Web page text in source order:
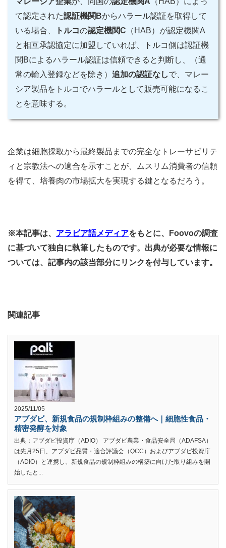
て認定された認証機関Bからハラール認証を取得して
いる場合、
トルコの認定機関C （HAB）が認定機関A
と相互承認協定に加盟していれば、トルコ側は認証機
関Bによるハラール認証は信頼できると判断し、（通
常の輸入登録などを除き） 追加の認証なしで、マレー
シア製品をトルコでハラールとして販売可能になるこ
とを意味する。
企業は細胞採取から最終製品までの完全なトレーサビリテ
ィと宗教法への適合を示すことが、ムスリム消費者の信頼
を得て、培養肉の市場拡大を実現する鍵となるだろう。
※本記事は、 アラビア語メディアをもとに、Foovoの調査
に基づいて独自に執筆したものです。出典が必要な情報に
ついては、記事内の該当部分にリンクを付与しています。
関連記事
2025/11/05
アブダビ、新規食品の規制枠組みの整備へ｜細胞性食品・
精密発酵を対象
出典：アブダビ投資庁（ADIO） アブダビ農業・食品安全局（ADAFSA）
は先月25日、アブダビ品質・適合評議会（QCC）およびアブダビ投資庁
（ADIO）と連携し、新規食品の規制枠組みの構築に向けた取り組みを開
始したと...